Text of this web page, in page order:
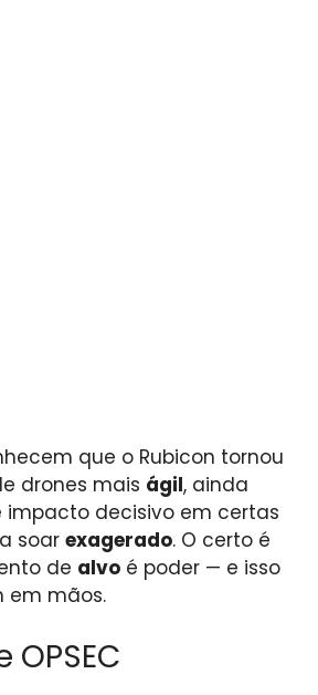
que o Rubicon tornou
drones mais ágil, ainda
impacto decisivo em certas
soar exagerado. O certo é
de alvo é poder — e isso
em mãos.